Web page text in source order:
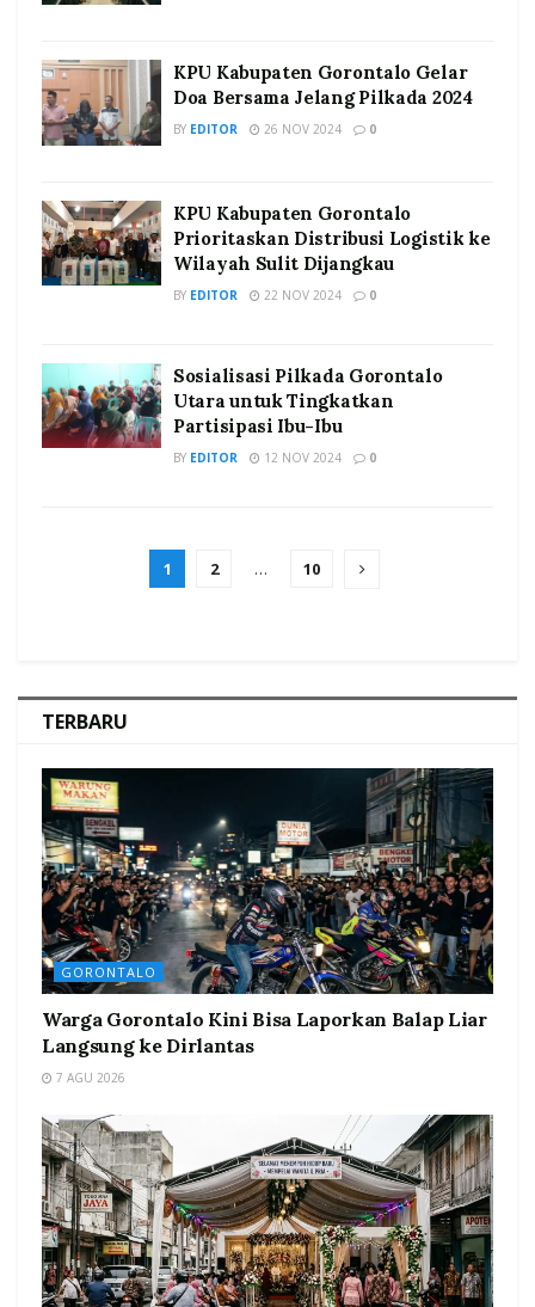
KPU Kabupaten Gorontalo Gelar
Doa Bersama Jelang Pilkada 2024
BY EDITOR 26 NOV 2024 0
KPU Kabupaten Gorontalo
Prioritaskan Distribusi Logistik ke
Wilayah Sulit Dijangkau
BY EDITOR 22 NOV 2024 0
Sosialisasi Pilkada Gorontalo
Utara untuk Tingkatkan
Partisipasi Ibu-Ibu
BY EDITOR 12 NOV 2024 0
1 2 … 10
TERBARU
GORONTALO
Warga Gorontalo Kini Bisa Laporkan Balap Liar
Langsung ke Dirlantas
7 AGU 2026